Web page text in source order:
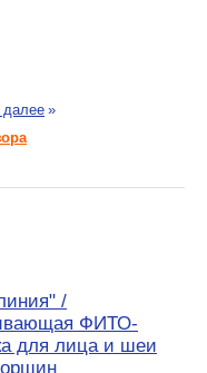
далее »
/
ФИТО-
для лица и шеи